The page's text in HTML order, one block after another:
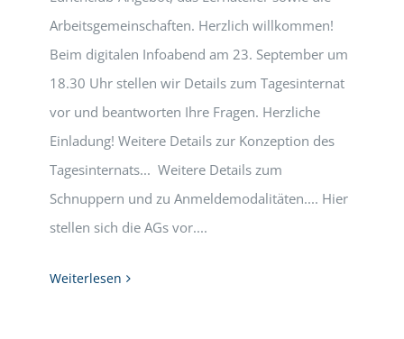
Arbeitsgemeinschaften. Herzlich willkommen!
Beim digitalen Infoabend am 23. September um
18.30 Uhr stellen wir Details zum Tagesinternat
vor und beantworten Ihre Fragen. Herzliche
Einladung! Weitere Details zur Konzeption des
Tagesinternats... Weitere Details zum
Schnuppern und zu Anmeldemodalitäten.... Hier
stellen sich die AGs vor....
Weiterlesen